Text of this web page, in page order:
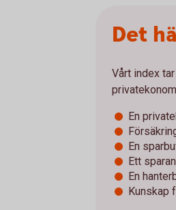
Det
Vårt index
En
En
Ett
En
Kunskap